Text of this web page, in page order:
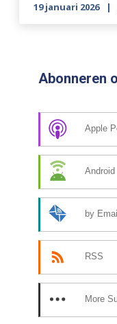
19 januari 2026
Abonneren
Apple
Android
by Email
RSS
More